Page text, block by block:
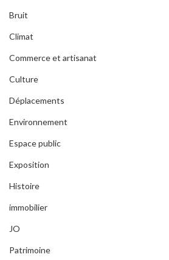
Bruit
Climat
Commerce et artisanat
Culture
Déplacements
Environnement
Espace public
Exposition
Histoire
immobilier
JO
Patrimoine